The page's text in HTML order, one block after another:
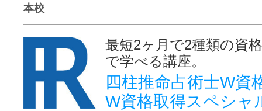
本校
最短2ヶ月で2種類の資
で学べる講座。
四柱推命占術士W資
W資格取得スペシャ